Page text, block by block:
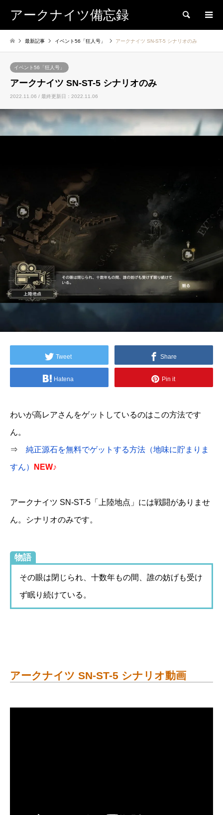
アークナイツ備忘録 検索
最新記事 イベント56「狂人号」 アークナイツ SN-ST-5 シナリオのみ
イベント56「狂人号」
アークナイツ SN-ST-5 シナリオのみ
2022.11.06 / 最終更新日：2022.11.06
Tweet Share
Hatena Pin it
わいが高レアさんをゲットしているのはこの方法です
ん。
⇒ 純正源石を無料でゲットする方法（地味に貯まりま
すん） NEW♪
アークナイツ SN-ST-5「上陸地点」には戦闘がありませ
ん。シナリオのみです。
物語
その眼は閉じられ、十数年もの間、誰の妨げも受け
ず眠り続けている。
アークナイツ SN-ST-5 シナリオ動画